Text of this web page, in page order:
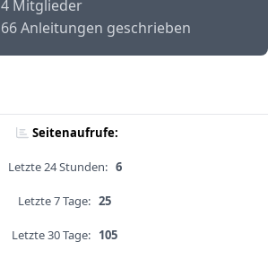
4 Mitglieder
66 Anleitungen geschrieben
Seitenaufrufe:
Letzte 24 Stunden: 6
Letzte 7 Tage: 25
Letzte 30 Tage: 105